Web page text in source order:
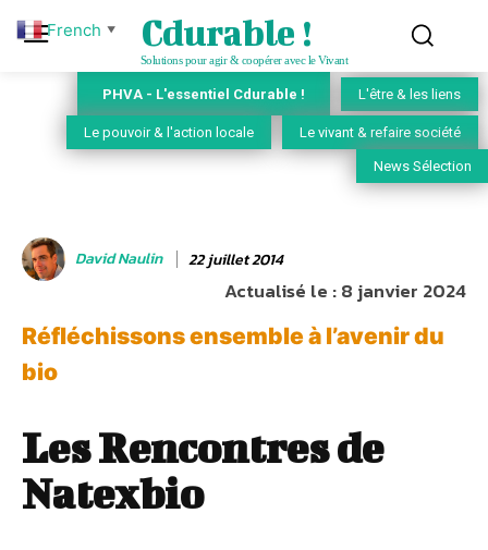
Cdurable !
Solutions pour agir & coopérer avec le Vivant
PHVA - L'essentiel Cdurable ! L'être & les liens
Le pouvoir & l'action locale Le vivant & refaire société
News Sélection
David Naulin 22 juillet 2014
Actualisé le :8 janvier 2024
Réfléchissons ensemble à l’avenir du
bio
Les Rencontres de
Natexbio
French ▼